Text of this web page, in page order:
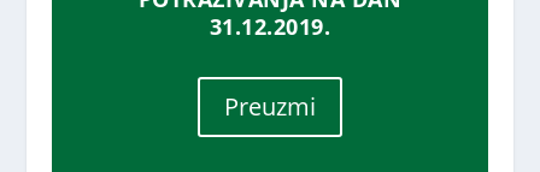
31.12.2019.
Preuzmi